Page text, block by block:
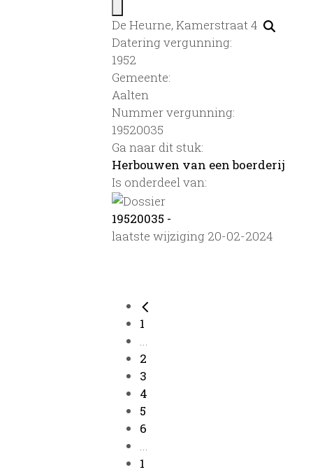
De Heurne, Kamerstraat 4
Datering vergunning:
1952
Gemeente:
Aalten
Nummer vergunning:
19520035
Ga naar dit stuk:
Herbouwen van een boerderij
Is onderdeel van:
19520035 -
laatste wijziging 20-02-2024
1
...
2
3
4
5
6
...
1